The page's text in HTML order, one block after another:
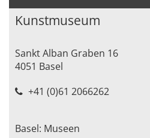
Kunstmuseum
Sankt Alban Graben 16
4051 Basel
+41 (0)61 2066262
Basel: Museen